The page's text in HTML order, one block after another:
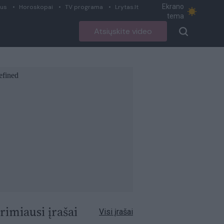
Horoskopai TV programa Lrytas.lt
Ekrano
tema
Atsiųskite video
įrašai Visi įrašai